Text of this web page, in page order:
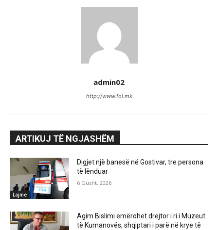
admin02
http://www.fol.mk
ARTIKUJ TË NGJASHËM
Lajme
Digjet një banesë në Gostivar, tre persona
të lënduar
6 Gusht, 2026
Agim Bislimi emërohet drejtor i ri i Muzeut
të Kumanovës, shqiptari i parë në krye të